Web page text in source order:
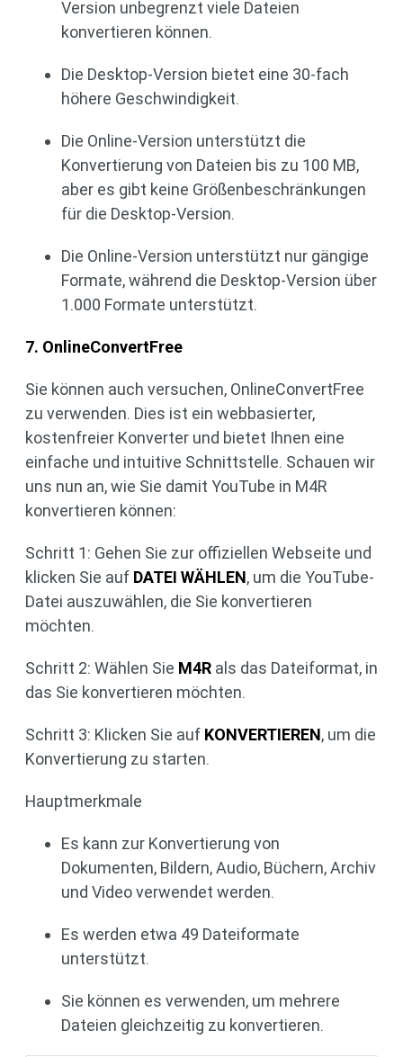
Version unbegrenzt viele Dateien
konvertieren können.
Die Desktop-Version bietet eine 30-fach
höhere Geschwindigkeit.
Die Online-Version unterstützt die
Konvertierung von Dateien bis zu 100 MB,
aber es gibt keine Größenbeschränkungen
für die Desktop-Version.
Die Online-Version unterstützt nur gängige
Formate, während die Desktop-Version über
1.000 Formate unterstützt.
7. OnlineConvertFree
Sie können auch versuchen, OnlineConvertFree
zu verwenden. Dies ist ein webbasierter,
kostenfreier Konverter und bietet Ihnen eine
einfache und intuitive Schnittstelle. Schauen wir
uns nun an, wie Sie damit YouTube in M4R
konvertieren können:
Schritt 1: Gehen Sie zur offiziellen Webseite und
klicken Sie auf DATEI WÄHLEN, um die YouTube-
Datei auszuwählen, die Sie konvertieren
möchten.
Schritt 2: Wählen Sie M4R als das Dateiformat, in
das Sie konvertieren möchten.
Schritt 3: Klicken Sie auf KONVERTIEREN, um die
Konvertierung zu starten.
Hauptmerkmale
Es kann zur Konvertierung von
Dokumenten, Bildern, Audio, Büchern, Archiv
und Video verwendet werden.
Es werden etwa 49 Dateiformate
unterstützt.
Sie können es verwenden, um mehrere
Dateien gleichzeitig zu konvertieren.